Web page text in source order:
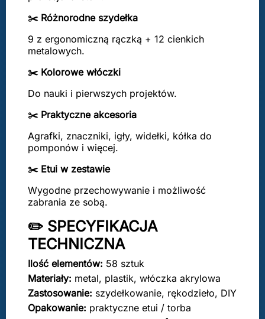
✂️ Różnorodne szydełka
9 z ergonomiczną rączką + 12 cienkich
metalowych.
✂️ Kolorowe włóczki
Do nauki i pierwszych projektów.
✂️ Praktyczne akcesoria
Agrafki, znaczniki, igły, widełki, kółka do
pomponów i więcej.
✂️ Etui w zestawie
Wygodne przechowywanie i możliwość
zabrania ze sobą.
✏️ SPECYFIKACJA
TECHNICZNA
Ilość elementów: 58 sztuk
Materiały: metal, plastik, włóczka akrylowa
Zastosowanie: szydełkowanie, rękodzieło, DIY
Opakowanie: praktyczne etui / torba